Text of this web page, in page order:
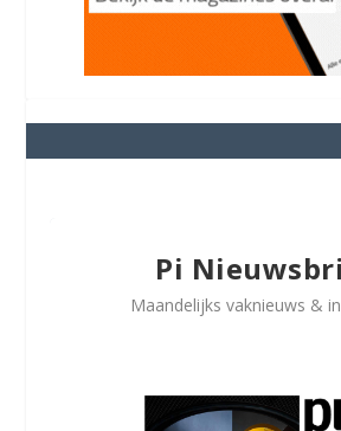
Pi
Maandelijks vaknieuws &